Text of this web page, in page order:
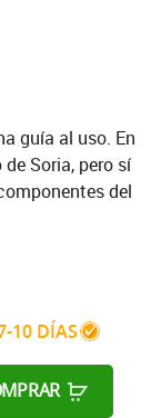
10 DÍAS
guía al uso. En
Soria, pero sí
del